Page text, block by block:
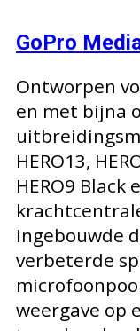
GoPro
Ontworpen
en met bijna
HERO13,
HERO9
ingebouwde
verbeterde
weergave op